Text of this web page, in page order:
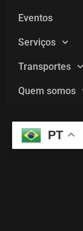
Eventos
Serviços
Transportes
Quem somos
PT